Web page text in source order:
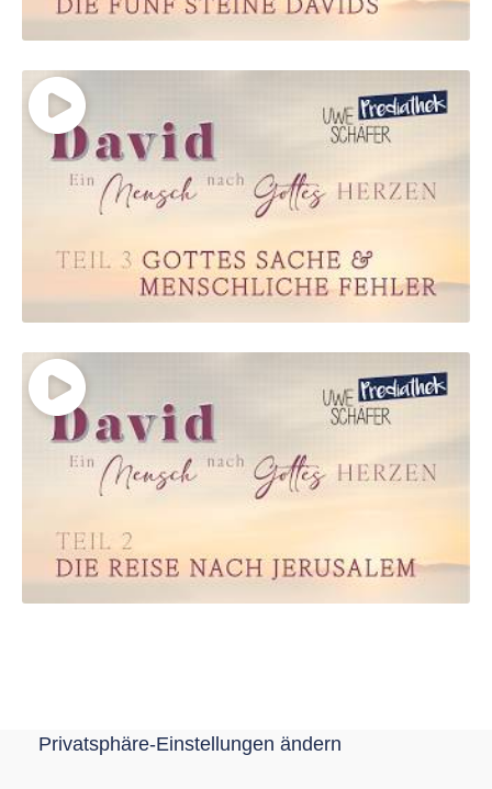
Privatsphäre-Einstellungen ändern